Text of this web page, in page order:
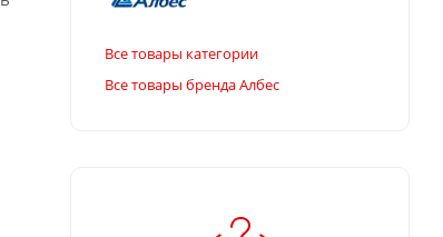
Все товары категории
Все товары бренда Албес